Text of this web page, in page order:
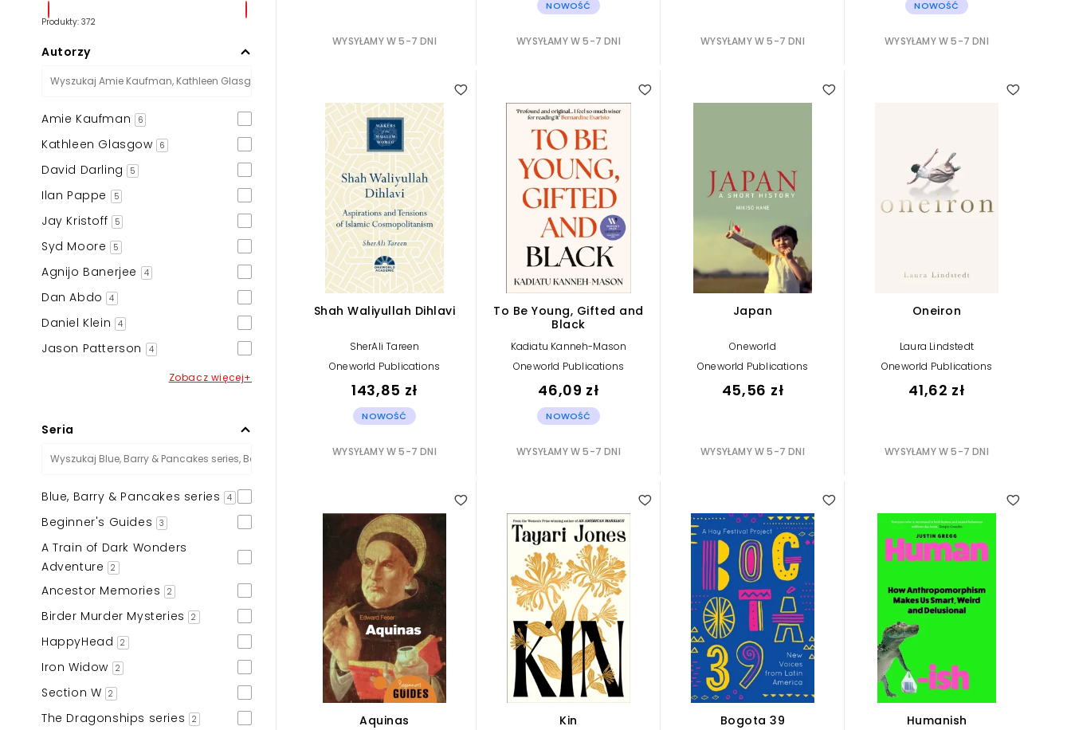
Produkty: 372
Autorzy
Amie Kaufman 6
Kathleen Glasgow 6
David Darling 5
Ilan Pappe 5
Jay Kristoff 5
Syd Moore 5
Agnijo Banerjee 4
Dan Abdo 4
Daniel Klein 4
Jason Patterson 4
Zobacz więcej+
Seria
Blue, Barry & Pancakes series 4
Beginner's Guides 3
A Train of Dark Wonders
Adventure
2
Ancestor Memories 2
Birder Murder Mysteries 2
HappyHead 2
Iron Widow 2
Section W 2
The Dragonships series 2
WYSYŁAMY W 5-7 DNI
NOWOŚĆ
WYSYŁAMY W 5-7 DNI WYSYŁAMY W 5-7 DNI
NOWOŚĆ
WYSYŁAMY W 5-7 DNI
Shah Waliyullah Dihlavi
SherAli Tareen
Oneworld Publications
143,85 zł
NOWOŚĆ
WYSYŁAMY W 5-7 DNI
To Be Young, Gifted and
Black
Kadiatu Kanneh-Mason
Oneworld Publications
46,09 zł
NOWOŚĆ
WYSYŁAMY W 5-7 DNI
Japan
Oneworld
Oneworld Publications
45,56 zł
WYSYŁAMY W 5-7 DNI
Oneiron
Laura Lindstedt
Oneworld Publications
41,62 zł
WYSYŁAMY W 5-7 DNI
Aquinas Kin Bogota 39 Humanish